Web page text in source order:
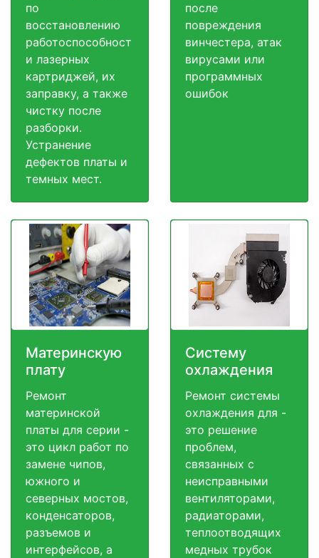
по
восстановлению
работоспособност
и лазерных
картриджей, их
заправку, а также
чистку после
разборки.
Устранение
дефектов платы и
темных мест.
после
повреждения
винчестера, атак
вирусами или
программных
ошибок
Материнскую
плату
Ремонт
материнской
платы для серии -
это цикл работ по
замене чипов,
южного и
северных мостов,
конденсаторов,
разъемов и
интерфейсов, а
Систему
охлаждения
Ремонт системы
охлаждения для -
это решение
проблем,
связанных с
неисправными
вентиляторами,
радиаторами,
теплоотводящих
медных трубок